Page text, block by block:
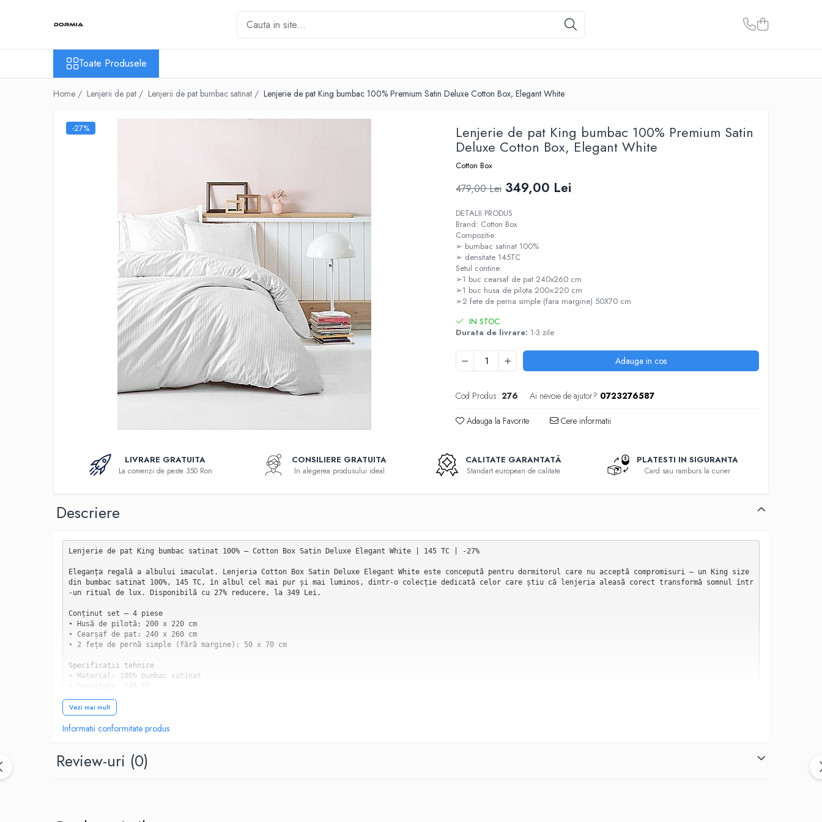
Lenjerii de pat bumbac satinat
Lenjerii de pat din bumbac
Covorase si seturi de covoare
Toate Produsele
Home / Lenjerii de pat / Lenjerii de pat bumbac satinat / Lenjerie de pat King bumbac 100% Premium Satin Deluxe Cotton Box, Elegant White
Lenjerie de pat King bumbac 100% Premium Satin
Deluxe Cotton Box, Elegant White
Cotton Box
-27%
479,00 Lei 349,00 Lei
DETALII PRODUS
Brand: Cotton Box
Compozitie:
➢ bumbac satinat 100%
➢ densitate 145TC
Setul contine:
➢1 buc cearsaf de pat 240x260 cm
➢1 buc husa de pilota 200×220 cm
➢2 fete de perna simple (fara margine) 50X70 cm
IN STOC
Durata de livrare: 1-3 zile
Adauga in cos
Cod Produs: 276 Ai nevoie de ajutor? 0723276587
Adauga la Favorite Cere informatii
LIVRARE GRATUITA
La comenzi de peste 350 Ron
CONSILIERE GRATUITA
In alegerea produsului ideal
CALITATE GARANTATĂ
Standart european de calitate
PLATESTI IN SIGURANTA
Card sau ramburs la curier
Descriere
Lenjerie de pat King bumbac satinat 100% — Cotton Box Satin Deluxe Elegant White | 145 TC | -27%
Eleganța regală a albului imaculat. Lenjeria Cotton Box Satin Deluxe Elegant White este concepută pentru dormitorul care nu acceptă compromisuri — un King size
din bumbac satinat 100%, 145 TC, în albul cel mai pur și mai luminos, dintr-o colecție dedicată celor care știu că lenjeria aleasă corect transformă somnul într
-un ritual de lux. Disponibilă cu 27% reducere, la 349 Lei.
Conținut set — 4 piese
• Husă de pilotă: 200 x 220 cm
• Cearșaf de pat: 240 x 260 cm
• 2 fețe de pernă simple (fără margine): 50 x 70 cm
Specificații tehnice
• Material: 100% bumbac satinat
• Densitate: 145 TC
• Colecție: Satin Deluxe
• Brand: Cotton Box
• Stoc: Limitat
Satin Deluxe este colecția Cotton Box dedicată lenjeriilor satinate cu o rafinare vizuală și tactilă superioară față de satinul standard. Luciul mai bogat, căde
rea fluidă a materialului și finisajele atente plasează fiecare piesă din această colecție în zona textilelor de casă cu adevărat premium.
Vezi mai mult
Informatii conformitate produs
Review-uri (0)